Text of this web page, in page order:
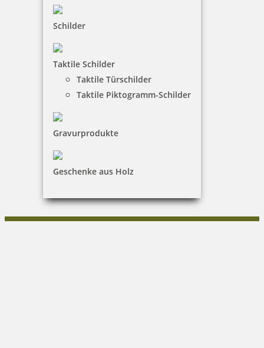
Schilder
Taktile Schilder
Taktile Türschilder
Taktile Piktogramm-Schilder
Gravurprodukte
Geschenke aus Holz
Vertrag widerrufen
Mein Konto
KONTAKT
Schaffarzyk GmbH
Heike Schaffarzyk
038293/16567